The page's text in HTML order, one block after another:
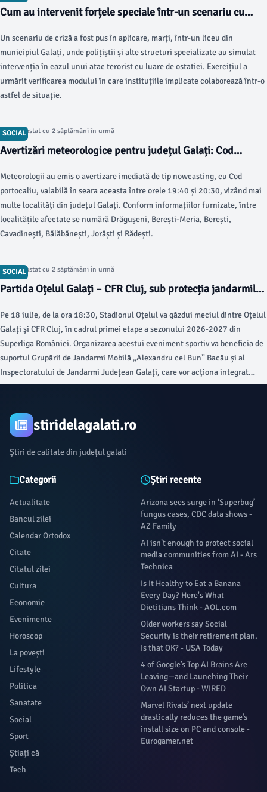
Cum au intervenit forțele speciale într-un scenariu cu
Iulie 2026 18:00
Un scenariu de criză a fost pus în aplicare, marți, într-un liceu din
municipiul Galați, unde polițiștii și alte structuri specializate au simulat
intervenția în cazul unui atac terorist cu luare de ostatici. Exercițiul a
urmărit verificarea modului în care instituțiile implicate colaborează într-o
astfel de situație.
SOCIAL
Articol postat cu 2 săptămâni în urmă
Avertizări meteorologice pentru județul Galați: Cod
Meteorologii au emis o avertizare imediată de tip nowcasting, cu Cod
portocaliu, valabilă în seara aceasta între orele 19:40 și 20:30, vizând mai
multe localități din județul Galați. Conform informațiilor furnizate, între
localitățile afectate se numără Drăgușeni, Berești-Meria, Berești,
Cavadinești, Bălăbănești, Jorăști și Rădești.
SOCIAL
Articol postat cu 2 săptămâni în urmă
Partida Oțelul Galați – CFR Cluj, sub protecția jandarmilor
Pe 18 iulie, de la ora 18:30, Stadionul Oțelul va găzdui meciul dintre Oțelul
Galați și CFR Cluj, în cadrul primei etape a sezonului 2026-2027 din
Superliga României. Organizarea acestui eveniment sportiv va beneficia de
suportul Grupării de Jandarmi Mobilă „Alexandru cel Bun” Bacău și al
Inspectoratului de Jandarmi Județean Galați, care vor acționa integrat
pentru asigurarea ordinii publice, conform informațiilor oferite de viata-
stiridelagalati.ro
Știri de calitate din județul galati
Categorii
Actualitate
Bancul zilei
Calendar Ortodox
Citate
Citatul zilei
Cultura
Economie
Evenimente
Horoscop
La povești
Lifestyle
Politica
Sanatate
Social
Sport
Știați că
Tech
Știri recente
Arizona sees surge in ‘Superbug’
fungus cases, CDC data shows -
AZ Family
AI isn’t enough to protect social
media communities from AI - Ars
Technica
Is It Healthy to Eat a Banana
Every Day? Here's What
Dietitians Think - AOL.com
Older workers say Social
Security is their retirement plan.
Is that OK? - USA Today
4 of Google’s Top AI Brains Are
Leaving—and Launching Their
Own AI Startup - WIRED
Marvel Rivals’ next update
drastically reduces the game’s
install size on PC and console -
Eurogamer.net